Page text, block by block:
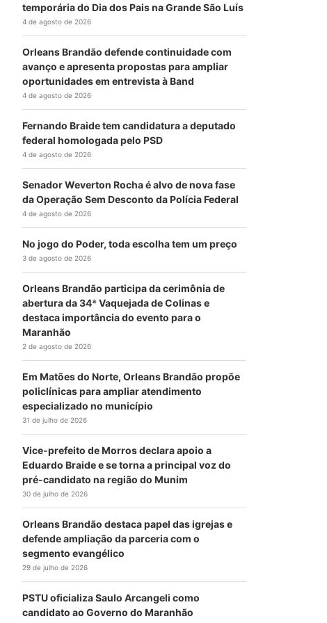
temporária do Dia dos Pais na Grande São Luís
4 de agosto de 2026
Orleans Brandão defende continuidade com
avanço e apresenta propostas para ampliar
oportunidades em entrevista à Band
4 de agosto de 2026
Fernando Braide tem candidatura a deputado
federal homologada pelo PSD
4 de agosto de 2026
Senador Weverton Rocha é alvo de nova fase
da Operação Sem Desconto da Polícia Federal
4 de agosto de 2026
No jogo do Poder, toda escolha tem um preço
3 de agosto de 2026
Orleans Brandão participa da cerimônia de
abertura da 34ª Vaquejada de Colinas e
destaca importância do evento para o
Maranhão
2 de agosto de 2026
Em Matões do Norte, Orleans Brandão propõe
policlínicas para ampliar atendimento
especializado no município
31 de julho de 2026
Vice-prefeito de Morros declara apoio a
Eduardo Braide e se torna a principal voz do
pré-candidato na região do Munim
30 de julho de 2026
Orleans Brandão destaca papel das igrejas e
defende ampliação da parceria com o
segmento evangélico
29 de julho de 2026
PSTU oficializa Saulo Arcangeli como
candidato ao Governo do Maranhão